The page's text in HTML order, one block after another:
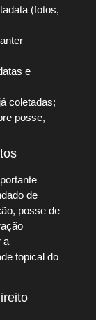
(fotos,
e
coletadas;
posse,
de
posse de
a
topical do